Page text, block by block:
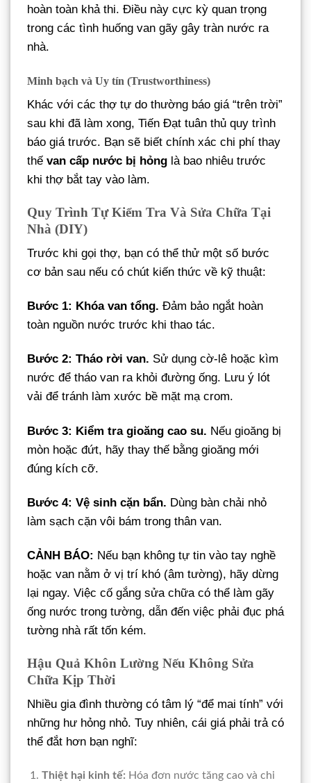
hoàn toàn khả thi. Điều này cực kỳ quan trọng
trong các tình huống van gãy gây tràn nước ra
nhà.
Minh bạch và Uy tín (Trustworthiness)
Khác với các thợ tự do thường báo giá “trên trời”
sau khi đã làm xong, Tiến Đạt tuân thủ quy trình
báo giá trước. Bạn sẽ biết chính xác chi phí thay
thế van cấp nước bị hỏng là bao nhiêu trước
khi thợ bắt tay vào làm.
Quy Trình Tự Kiểm Tra Và Sửa Chữa Tại
Nhà (DIY)
Trước khi gọi thợ, bạn có thể thử một số bước
cơ bản sau nếu có chút kiến thức về kỹ thuật:
Bước 1: Khóa van tổng. Đảm bảo ngắt hoàn
toàn nguồn nước trước khi thao tác.
Bước 2: Tháo rời van. Sử dụng cờ-lê hoặc kìm
nước để tháo van ra khỏi đường ống. Lưu ý lót
vải để tránh làm xước bề mặt mạ crom.
Bước 3: Kiểm tra gioăng cao su. Nếu gioăng bị
mòn hoặc đứt, hãy thay thế bằng gioăng mới
đúng kích cỡ.
Bước 4: Vệ sinh cặn bẩn. Dùng bàn chải nhỏ
làm sạch cặn vôi bám trong thân van.
CẢNH BÁO: Nếu bạn không tự tin vào tay nghề
hoặc van nằm ở vị trí khó (âm tường), hãy dừng
lại ngay. Việc cố gắng sửa chữa có thể làm gãy
ống nước trong tường, dẫn đến việc phải đục phá
tường nhà rất tốn kém.
Hậu Quả Khôn Lường Nếu Không Sửa
Chữa Kịp Thời
Nhiều gia đình thường có tâm lý “để mai tính” với
những hư hỏng nhỏ. Tuy nhiên, cái giá phải trả có
thể đắt hơn bạn nghĩ:
Thiệt hại kinh tế: Hóa đơn nước tăng cao và chi